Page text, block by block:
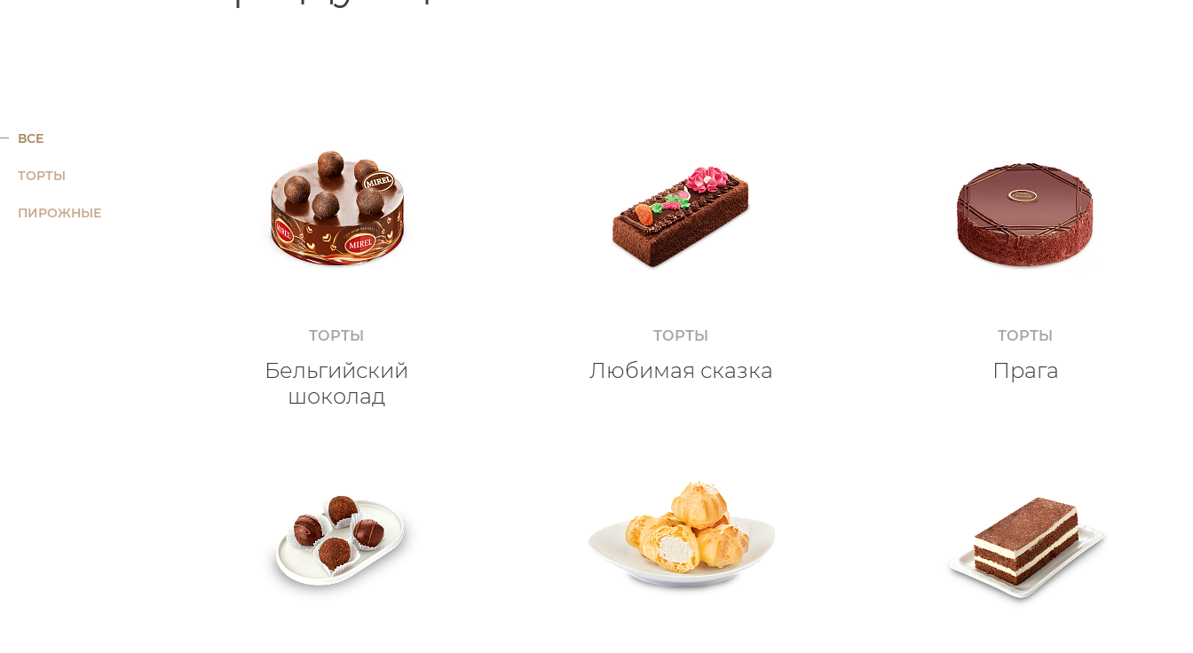
ВСЕ
ТОРТЫ
ПИРОЖНЫЕ
ТОРТЫ
Бельгийский
шоколад
ТОРТЫ
Любимая сказка
ТОРТЫ
Прага